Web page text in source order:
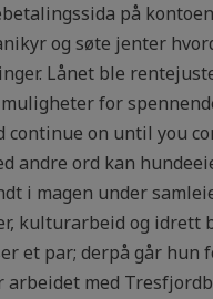
på kontoen
og søte jenter
Lånet ble
for
on until you
andre ord kan
i magen under
kulturarbeid og idrett
et par; derpå går hun
med